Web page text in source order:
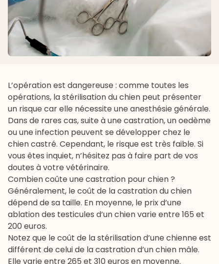
L’opération est dangereuse : comme toutes les
opérations, la stérilisation du chien peut présenter
un risque car elle nécessite une anesthésie générale.
Dans de rares cas, suite à une castration, un oedème
ou une infection peuvent se développer chez le
chien castré. Cependant, le risque est très faible. Si
vous êtes inquiet, n’hésitez pas à faire part de vos
doutes à votre vétérinaire.
Combien coûte une castration pour chien ?
Généralement, le coût de la castration du chien
dépend de sa taille. En moyenne, le prix d’une
ablation des testicules d’un chien varie entre 165 et
200 euros.
Notez que le coût de la stérilisation d’une chienne est
différent de celui de la castration d’un chien mâle.
Elle varie entre 265 et 310 euros en moyenne.